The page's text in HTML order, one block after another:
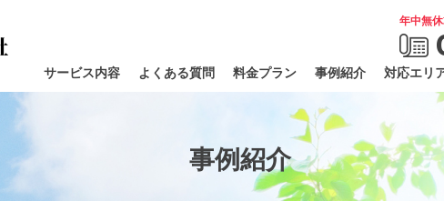
サービス内容 よくある質問 料金プラン 事例紹介 対応エリ
年中無休
事例紹介